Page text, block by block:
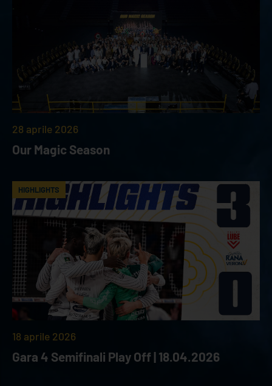
28 aprile 2026
Our Magic Season
HIGHLIGHTS
18 aprile 2026
Gara 4 Semifinali Play Off | 18.04.2026